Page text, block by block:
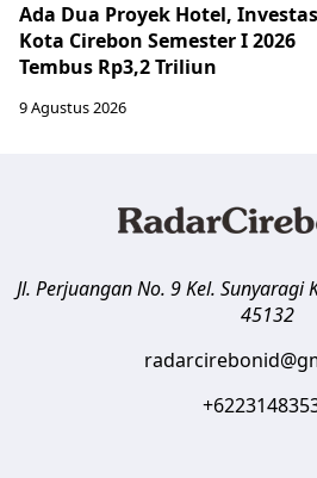
Ada Dua Proyek Hotel,
Kota Cirebon Semester I 2026
Tembus Rp3,2 Triliun
9 Agustus 2026
Jl. Perjuangan No. 9 Kel. Sunyaragi
45132